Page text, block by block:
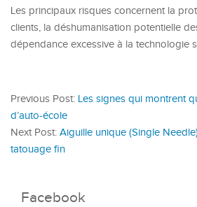
Les principaux risques concernent la
clients, la déshumanisation potentielle
dépendance excessive à la technologie
Previous Post: Les signes qui montrent
d’auto-école
Next Post: Aiguille unique (Single
tatouage fin
Facebook